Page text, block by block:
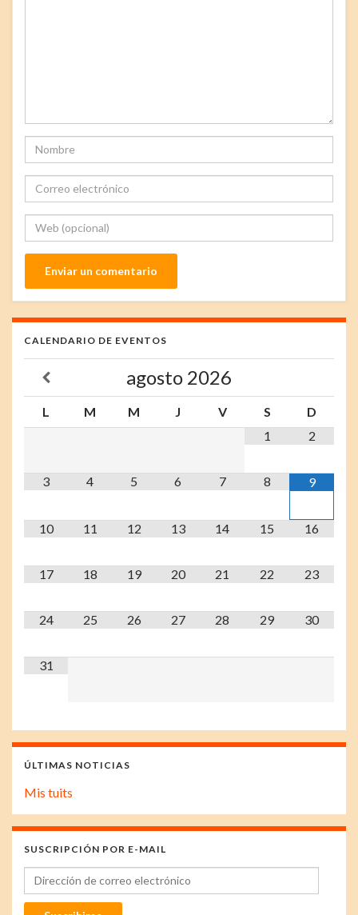
CALENDARIO DE EVENTOS
agosto 2026
L M M J V S
D
1
2
3 4 5 6 7 8 9
10 11 12 13 14 15 16
17 18 19 20 21 22 23
24 25 26 27 28 29 30
31
ÚLTIMAS NOTICIAS
Mis tuits
SUSCRIPCIÓN POR E-MAIL
Dirección de correo electrónico